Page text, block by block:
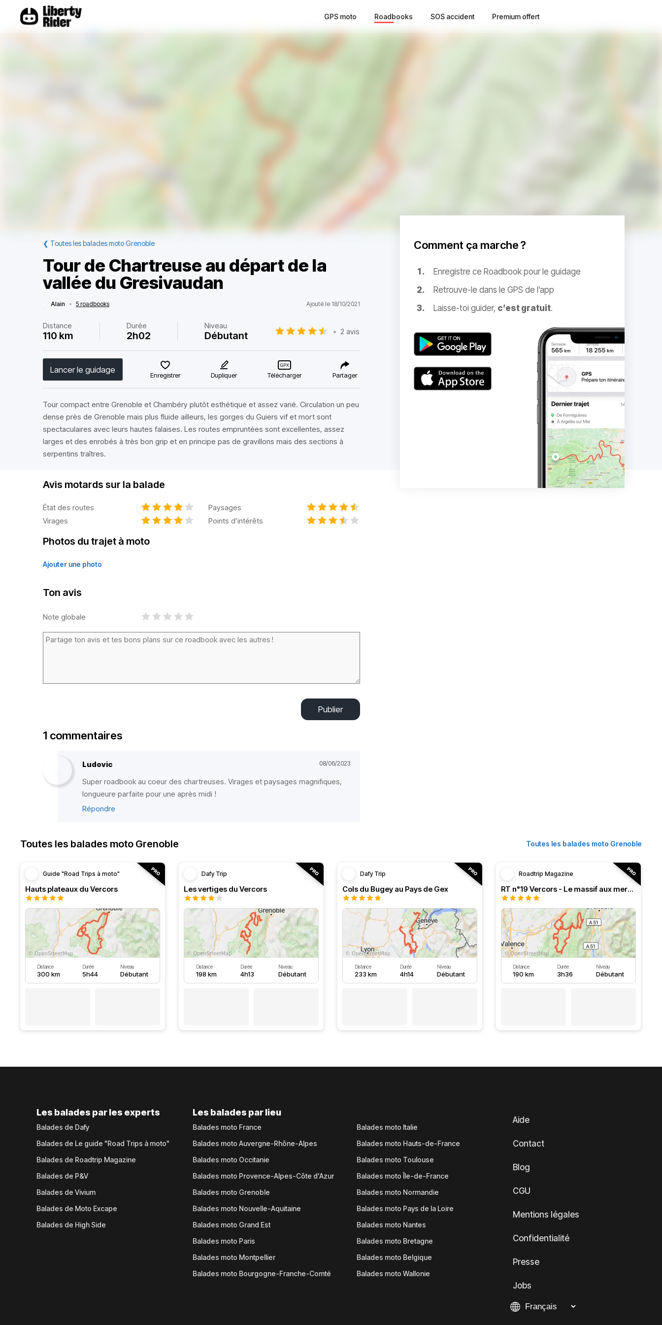
GPS moto Roadbooks SOS accident Premium offert
❮ Toutes les balades moto Grenoble
Tour de Chartreuse au départ de la
vallée du Gresivaudan
Alain • 5 roadbooks Ajouté le 18/10/2021
Distance
110 km
Durée
2h02
Niveau
Débutant • 2 avis
Lancer le guidage
Enregistrer Dupliquer Télécharger Partager
Tour compact entre Grenoble et Chambéry plutôt esthétique et assez varié. Circulation un peu
dense près de Grenoble mais plus fluide ailleurs, les gorges du Guiers vif et mort sont
spectaculaires avec leurs hautes falaises. Les routes empruntées sont excellentes, assez
larges et des enrobés à très bon grip et en principe pas de gravillons mais des sections à
serpentins traîtres.
Comment ça marche ?
Enregistre ce Roadbook pour le guidage
Retrouve-le dans le GPS de l’app
Laisse-toi guider, c’est gratuit.
Avis motards sur la balade
État des routes
Paysages
Virages
Points d’intérêts
Photos du trajet à moto
Ajouter une photo
Ton avis
Note globale
Publier
1 commentaires
Ludovic 08/06/2023
Super roadbook au coeur des chartreuses. Virages et paysages magnifiques,
longueure parfaite pour une après midi !
Répondre
Toutes les balades moto Grenoble Toutes les balades moto Grenoble
Guide "Road Trips à moto"
Hauts plateaux du Vercors
Distance
300 km
Durée
5h44
Niveau
Débutant
Dafy Trip
Les vertiges du Vercors
Distance
198 km
Durée
4h13
Niveau
Débutant
Dafy Trip
Cols du Bugey au Pays de Gex
Distance
233 km
Durée
4h14
Niveau
Débutant
Roadtrip Magazine
RT n°19 Vercors - Le massif aux merveilles.
Distance
190 km
Durée
3h36
Niveau
Débutant
Les balades par les experts
Balades de Dafy
Balades de Le guide "Road Trips à moto"
Balades de Roadtrip Magazine
Balades de P&V
Balades de Vivium
Balades de Moto Excape
Balades de High Side
Les balades par lieu
Balades moto France
Balades moto Auvergne-Rhône-Alpes
Balades moto Occitanie
Balades moto Provence-Alpes-Côte d'Azur
Balades moto Grenoble
Balades moto Nouvelle-Aquitaine
Balades moto Grand Est
Balades moto Paris
Balades moto Montpellier
Balades moto Bourgogne-Franche-Comté
Balades moto Italie
Balades moto Hauts-de-France
Balades moto Toulouse
Balades moto Île-de-France
Balades moto Normandie
Balades moto Pays de la Loire
Balades moto Nantes
Balades moto Bretagne
Balades moto Belgique
Balades moto Wallonie
Aide
Contact
Blog
CGU
Mentions légales
Confidentialité
Presse
Jobs